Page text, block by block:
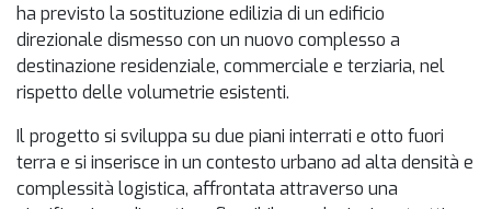
ha previsto la sostituzione edilizia di un edificio
direzionale dismesso con un nuovo complesso a
destinazione residenziale, commerciale e terziaria, nel
rispetto delle volumetrie esistenti.
Il progetto si sviluppa su due piani interrati e otto fuori
terra e si inserisce in un contesto urbano ad alta densità e
complessità logistica, affrontata attraverso una